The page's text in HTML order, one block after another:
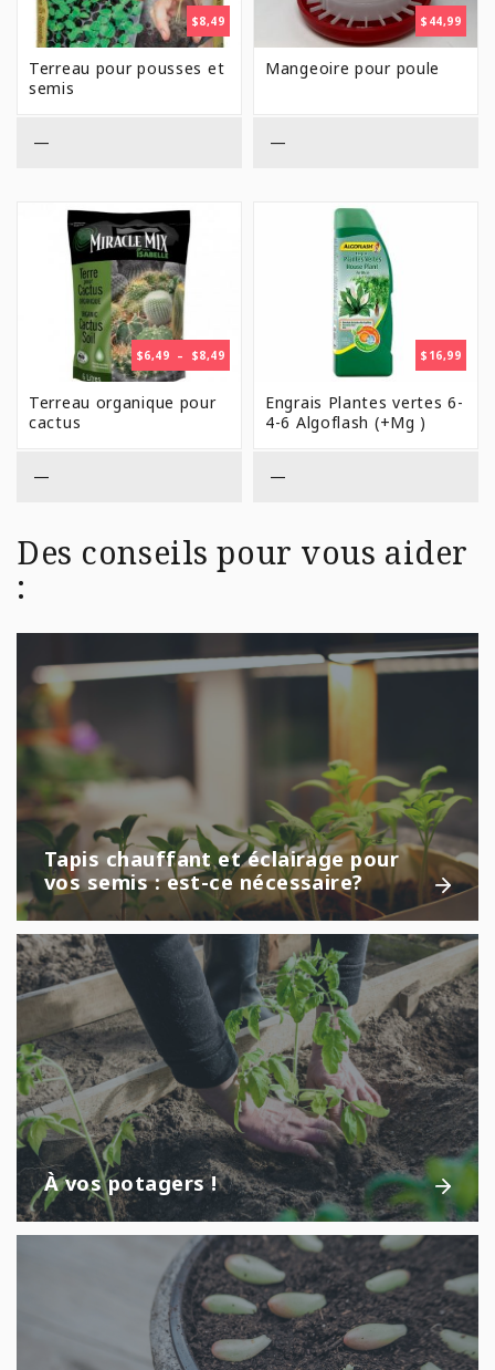
$8,49
Terreau pour pousses et
semis
—
$ 44,99
Mangeoire pour poule
—
$6,49 – $8,49PLAGE
DE
Terreau organique pour
cactus
—
$ 16,99
Engrais Plantes vertes 6-
4-6 Algoflash (+Mg )
—
Des conseils pour vous aider
:
Tapis chauffant et éclairage pour
vos semis : est-ce nécessaire?
À vos potagers !